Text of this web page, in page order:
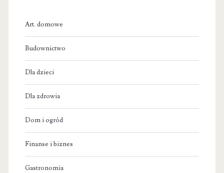
Art. domowe
Budownictwo
Dla dzieci
Dla zdrowia
Dom i ogród
Finanse i biznes
Gastronomia